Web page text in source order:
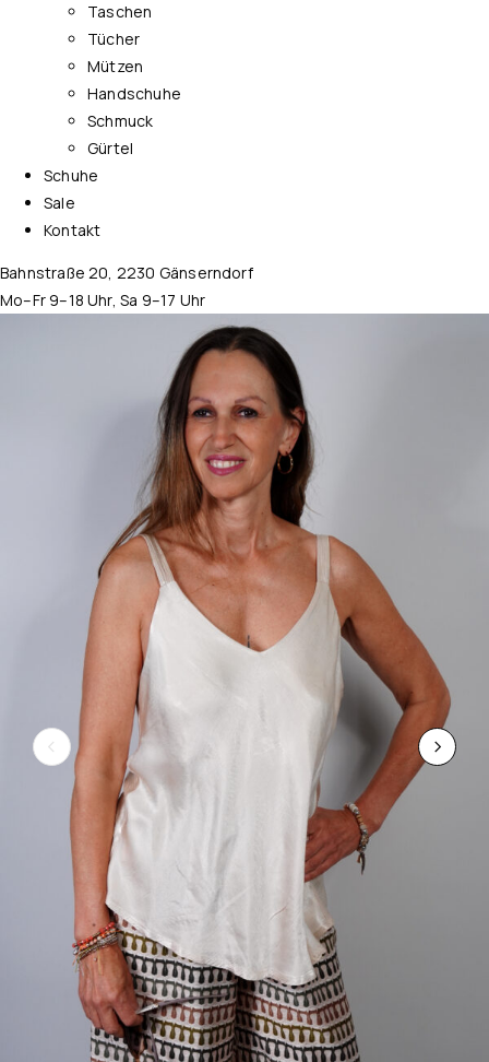
Taschen
Tücher
Mützen
Handschuhe
Schmuck
Gürtel
Schuhe
Sale
Kontakt
Bahnstraße 20, 2230 Gänserndorf
Mo–Fr 9–18 Uhr, Sa 9–17 Uhr